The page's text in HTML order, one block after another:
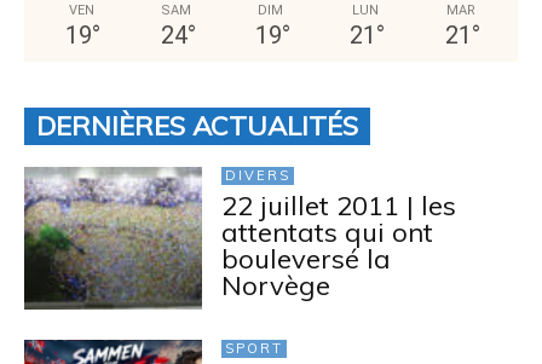
VEN
19°
SAM
24°
DIM
19°
LUN
21 °
MAR
21 °
DERNIÈRES ACTUALITÉS
DIVERS
22 juillet 2011 | les
attentats qui ont
bouleversé la
Norvège
SPORT